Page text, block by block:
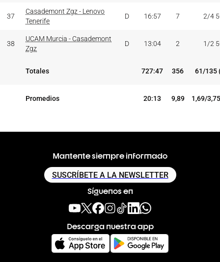
37
Casademont Zgz - Lenovo
Tenerife
D 16:57 7 2/4
38
UCAM Murcia - Casademont
Zgz
D 13:04 2 1/2
Totales 727:47 356 61/135
Promedios 20:13 9,89 1,69/
Mantente siempre informado
SUSCRÍBETE A LA NEWSLETTER
Síguenos en
Descarga nuestra app